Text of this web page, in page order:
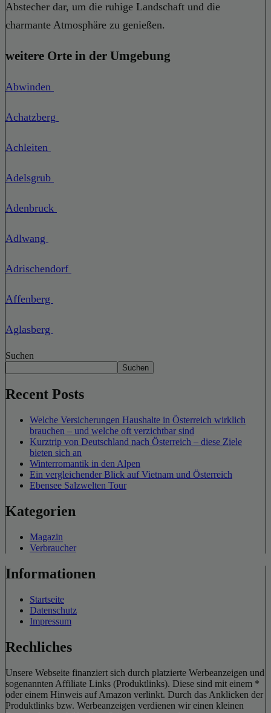
Abstecher dar, um die ruhige Landschaft und die
charmante Atmosphäre zu genießen.
weitere Orte in der Umgebung
Abwinden
Achatzberg
Achleiten
Adelsgrub
Adenbruck
Adlwang
Adrischendorf
Affenberg
Aglasberg
Suchen
Suchen
Recent Posts
Welche Versicherungen Haushalte in Österreich wirklich
brauchen – und welche oft verzichtbar sind
Kurztrip von Deutschland nach Österreich – diese Ziele
bieten sich an
Winterromantik in den Alpen
Ein vergleichender Blick auf Vietnam und Österreich
Ebensee Salzwelten Tour
Kategorien
Magazin
Verbraucher
Informationen
Startseite
Datenschutz
Impressum
Rechliches
Unsere Webseite finanziert sich durch platzierte Werbeanzeigen und
sogenannten Affiliate Links (Produktlinks). Diese sind mit einem *
oder einem Hinweis auf Amazon verlinkt. Durch das Anklicken der
Produktlinks bzw. Werbeanzeigen verdienen wir einen kleinen